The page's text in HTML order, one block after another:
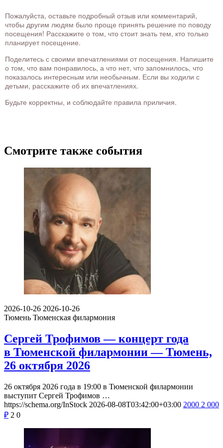
Пожалуйста, оставьте подробный отзыв или комментарий,
чтобы другим людям было проще принять решение по поводу
посещения! Расскажите о том, что стоит знать тем, кто только
планирует посещение.
Поделитесь с своими впечатлениями от посещения. Напишите
о том, что вам понравилось, а что нет, что запомнилось, что
показалось интересным или необычным. Если вы ходили с
детьми, расскажите об их впечатлениях.
Будьте корректны, и соблюдайте правила приличия.
Смотрите также события
2026-10-26 2026-10-26
Тюмень Тюменская филармония
Сергей Трофимов — концерт года
в Тюменской филармонии — Тюмень,
26 октября 2026
26 октября 2026 года в 19:00 в Тюменской филармонии
выступит Сергей Трофимов …
https://schema.org/InStock 2026-08-08T03:42:00+03:00 2000 2 000
₽ 2 0